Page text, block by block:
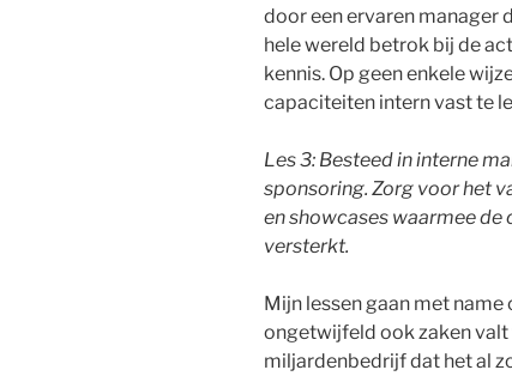
door een ervaren manager
hele wereld betrok bij de
kennis. Op geen enkele
capaciteiten intern vast te
Les 3: Besteed in interne
sponsoring. Zorg voor het
en showcases waarmee
versterkt.
Mijn lessen gaan met
ongetwijfeld ook zaken
miljardenbedrijf dat het al